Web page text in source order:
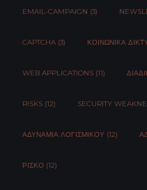
EMAIL-CAMPAIGN (3)
CAPTCHA (3) ΚΟΙΝΩΝΙΚΆ
WEB APPLICATIONS (11)
RISKS (12) SECURITY
ΑΔΥΝΑΜΊΑ ΛΟΓΙΣΜΙΚΟΎ (12)
ΡΊΣΚΟ (12)